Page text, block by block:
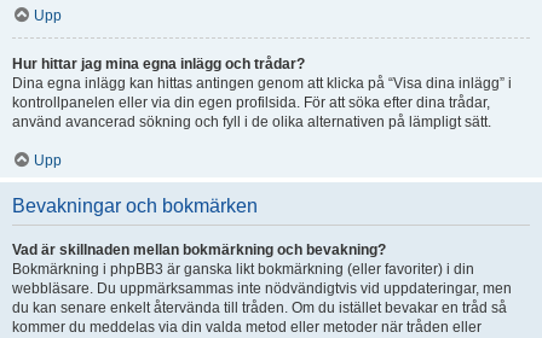
Upp
Hur hittar jag mina egna inlägg och trådar?
Dina egna inlägg kan hittas antingen genom att klicka på “Visa dina inlägg” i
kontrollpanelen eller via din egen profilsida. För att söka efter dina trådar,
använd avancerad sökning och fyll i de olika alternativen på lämpligt sätt.
Upp
Bevakningar och bokmärken
Vad är skillnaden mellan bokmärkning och bevakning?
Bokmärkning i phpBB3 är ganska likt bokmärkning (eller favoriter) i din
webbläsare. Du uppmärksammas inte nödvändigtvis vid uppdateringar, men
du kan senare enkelt återvända till tråden. Om du istället bevakar en tråd så
kommer du meddelas via din valda metod eller metoder när tråden eller